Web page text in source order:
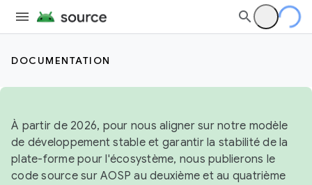
DOCUMENTATION
À partir de 2026, pour nous aligner sur notre modèle
de développement stable et garantir la stabilité de la
plate-forme pour l'écosystème, nous publierons le
code source sur AOSP au deuxième et au quatrième